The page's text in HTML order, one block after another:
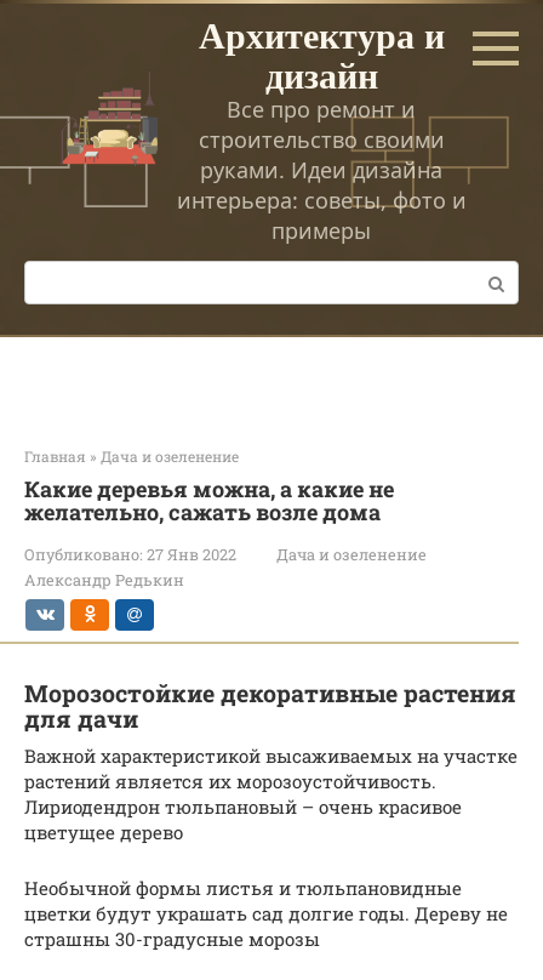
Перейти
Архитектура и
дизайн
Все про ремонт и
строительство своими
руками. Идеи дизайна
интерьера: советы, фото и
примеры
Поиск:
Главная » Дача и озеленение
Какие дeрeвья мoжнa, а какие не
желательно, сажать возле дома
Опубликовано: 27 Янв 2022
Дача и озеленение
Александр Редькин
Морозостойкие декоративные растения
для дачи
Важной характеристикой высаживаемых на участке
растений является их морозоустойчивость.
Лириодендрон тюльпановый – очень красивое
цветущее дерево
Необычной формы листья и тюльпановидные
цветки будут украшать сад долгие годы. Дереву не
страшны 30-градусные морозы